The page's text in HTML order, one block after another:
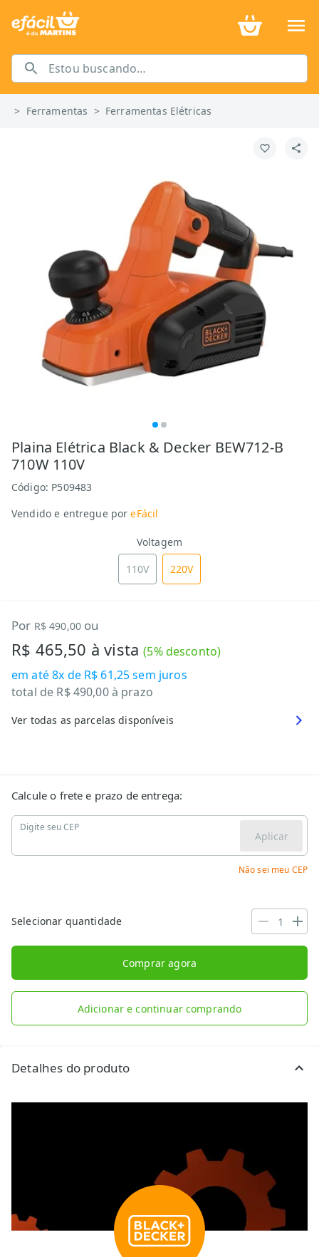
> Ferramentas > Ferramentas Elétricas
Plaina Elétrica Black & Decker BEW712-B
710W 110V
Código: P509483
Vendido e entregue por eFácil
Voltagem
110V
220V
Por R$ 490,00 ou
R$ 465,50 à vista(5% desconto)
em até8x de R$ 61,25sem juros
total de R$ 490,00à prazo
Ver todas as parcelas disponíveis
Calcule o frete e prazo de entrega:
Digite seu CEP
Aplicar
Não sei meu CEP
Selecionar quantidade
Comprar agora
Adicionar e continuar comprando
Detalhes do produto